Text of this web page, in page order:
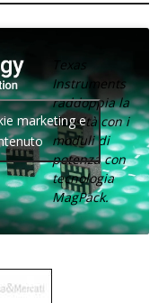
Texas
Instruments
raddoppia la
densità con i
moduli di
potenza con
tecnologia
MagPack.
marketing e